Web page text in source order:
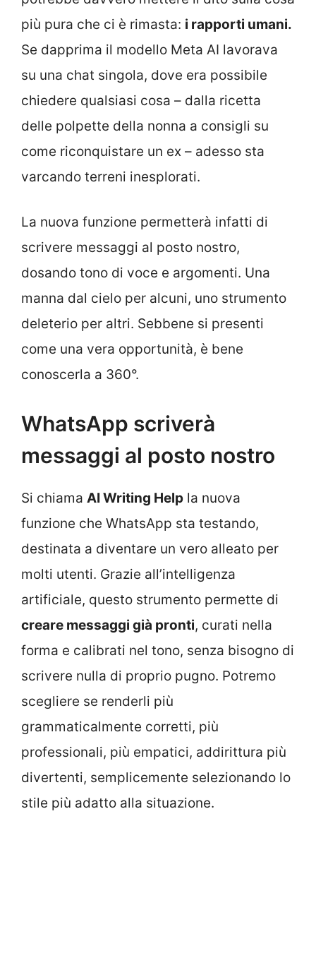
più pura che ci è rimasta: i rapporti umani.
Se dapprima il modello Meta AI lavorava
su una chat singola, dove era possibile
chiedere qualsiasi cosa – dalla ricetta
delle polpette della nonna a consigli su
come riconquistare un ex – adesso sta
varcando terreni inesplorati.
La nuova funzione permetterà infatti di
scrivere messaggi al posto nostro,
dosando tono di voce e argomenti. Una
manna dal cielo per alcuni, uno strumento
deleterio per altri. Sebbene si presenti
come una vera opportunità, è bene
conoscerla a 360°.
WhatsApp scriverà
messaggi al posto nostro
Si chiama AI Writing Help la nuova
funzione che WhatsApp sta testando,
destinata a diventare un vero alleato per
molti utenti. Grazie all’intelligenza
artificiale, questo strumento permette di
creare messaggi già pronti, curati nella
forma e calibrati nel tono, senza bisogno di
scrivere nulla di proprio pugno. Potremo
scegliere se renderli più
grammaticalmente corretti, più
professionali, più empatici, addirittura più
divertenti, semplicemente selezionando lo
stile più adatto alla situazione.